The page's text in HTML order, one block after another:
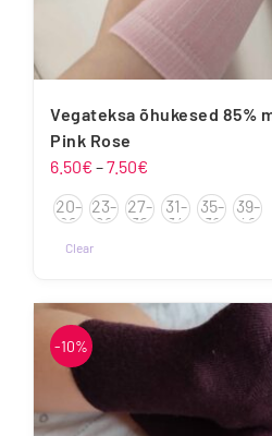
Vegateksa õhukesed 85%
Pink Rose
6.50€ –7.50€
6.50€
kuni
20-
22
23-
26
27-
30
31-
34
35-
38
39-
42
Clear
tootel
on
mitu
varianti.
Valikuid
saab
-10%